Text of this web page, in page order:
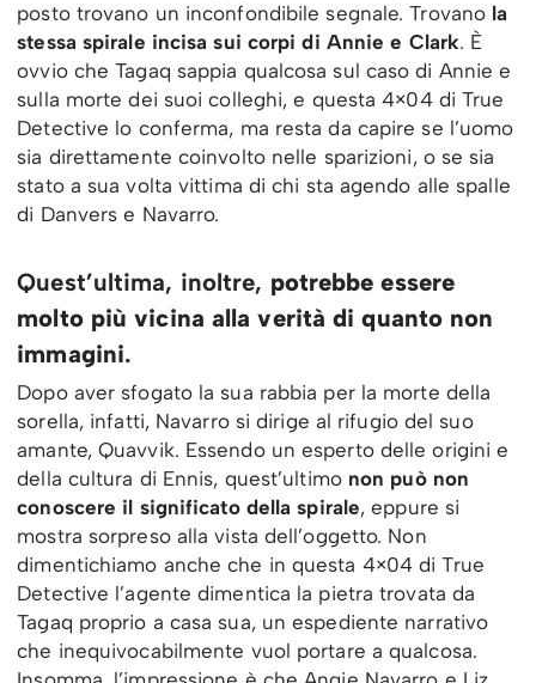
posto trovano un inconfondibile segnale. Trovano la
stessa spirale incisa sui corpi di Annie e Clark. È
ovvio che Tagaq sappia qualcosa sul caso di Annie e
sulla morte dei suoi colleghi, e questa 4×04 di True
Detective lo conferma, ma resta da capire se l’uomo
sia direttamente coinvolto nelle sparizioni, o se sia
stato a sua volta vittima di chi sta agendo alle spalle
di Danvers e Navarro.
Quest’ultima, inoltre, potrebbe essere
molto più vicina alla verità di quanto non
immagini.
Dopo aver sfogato la sua rabbia per la morte della
sorella, infatti, Navarro si dirige al rifugio del suo
amante, Quavvik. Essendo un esperto delle origini e
della cultura di Ennis, quest’ultimo non può non
conoscere il significato della spirale, eppure si
mostra sorpreso alla vista dell’oggetto. Non
dimentichiamo anche che in questa 4×04 di True
Detective l’agente dimentica la pietra trovata da
Tagaq proprio a casa sua, un espediente narrativo
che inequivocabilmente vuol portare a qualcosa.